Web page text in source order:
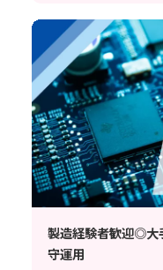
製造経験者歓迎◎大
守運用